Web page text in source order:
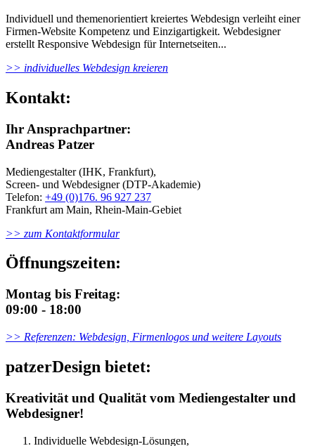
Individuell und themenorientiert kreiertes Webdesign verleiht einer
Firmen-Website Kompetenz und Einzigartigkeit. Webdesigner
erstellt Responsive Webdesign für Internetseiten...
>> individuelles Webdesign kreieren
Kontakt:
Ihr Ansprachpartner:
Andreas Patzer
Mediengestalter (IHK, Frankfurt),
Screen- und Webdesigner (DTP-Akademie)
Telefon: +49 (0)176. 96 927 237
Frankfurt am Main, Rhein-Main-Gebiet
>> zum Kontaktformular
Öffnungszeiten:
Montag bis Freitag:
09:00 - 18:00
>> Referenzen: Webdesign, Firmenlogos und weitere Layouts
patzerDesign bietet:
Kreativität und Qualität vom Mediengestalter und
Webdesigner!
Individuelle Webdesign-Lösungen,